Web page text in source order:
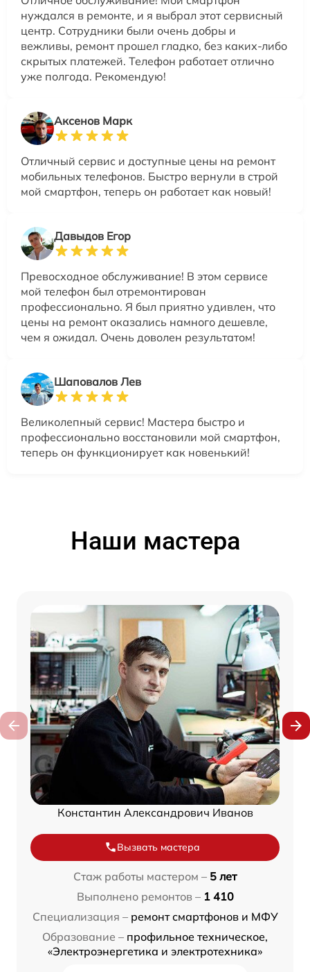
нуждался в ремонте, и я выбрал этот сервисный
центр. Сотрудники были очень добры и
вежливы, ремонт прошел гладко, без каких-либо
скрытых платежей. Телефон работает отлично
уже полгода. Рекомендую!
Аксенов Марк
Отличный сервис и доступные цены на ремонт
мобильных телефонов. Быстро вернули в строй
мой смартфон, теперь он работает как новый!
Давыдов Егор
Превосходное обслуживание! В этом сервисе
мой телефон был отремонтирован
профессионально. Я был приятно удивлен, что
цены на ремонт оказались намного дешевле,
чем я ожидал. Очень доволен результатом!
Шаповалов Лев
Великолепный сервис! Мастера быстро и
профессионально восстановили мой смартфон,
теперь он функционирует как новенький!
Наши мастера
Константин Александрович Иванов
Вызвать мастера
Стаж работы мастером – 5 лет
Выполнено ремонтов – 1 410
Специализация – ремонт смартфонов и МФУ
Образование – профильное техническое,
«Электроэнергетика и электротехника»